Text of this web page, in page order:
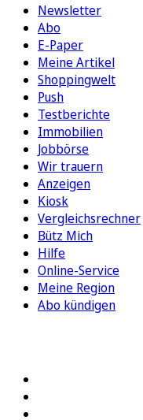
Newsletter
Abo
E-Paper
Meine Artikel
Shoppingwelt
Push
Testberichte
Immobilien
Jobbörse
Wir trauern
Anzeigen
Kiosk
Vergleichsrechner
Bütz Mich
Hilfe
Online-Service
Meine Region
Abo kündigen